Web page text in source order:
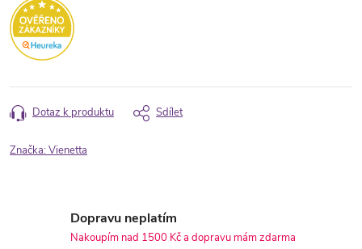
Dotaz k produktu Sdílet
Značka:Vienetta
Dopravu neplatím
Nakoupím nad 1500 Kč a dopravu mám zdarma